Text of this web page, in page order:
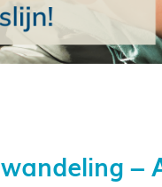
wandeling –